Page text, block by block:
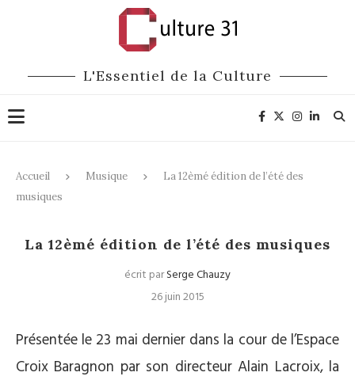
L'Essentiel de la Culture
Accueil Musique
La 12èmé édition de l’été des
musiques
La 12èmé édition de l’été des musiques
écrit parSerge Chauzy
26 juin 2015
Présentée le 23 mai dernier dans la cour de l’Espace
Croix Baragnon par son directeur Alain Lacroix, la